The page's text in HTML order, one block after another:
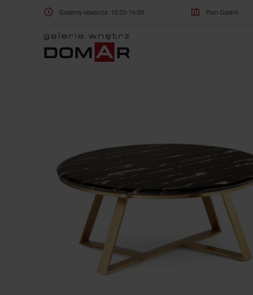
Godziny otwarcia: 10:00-16:00 Plan Galerii